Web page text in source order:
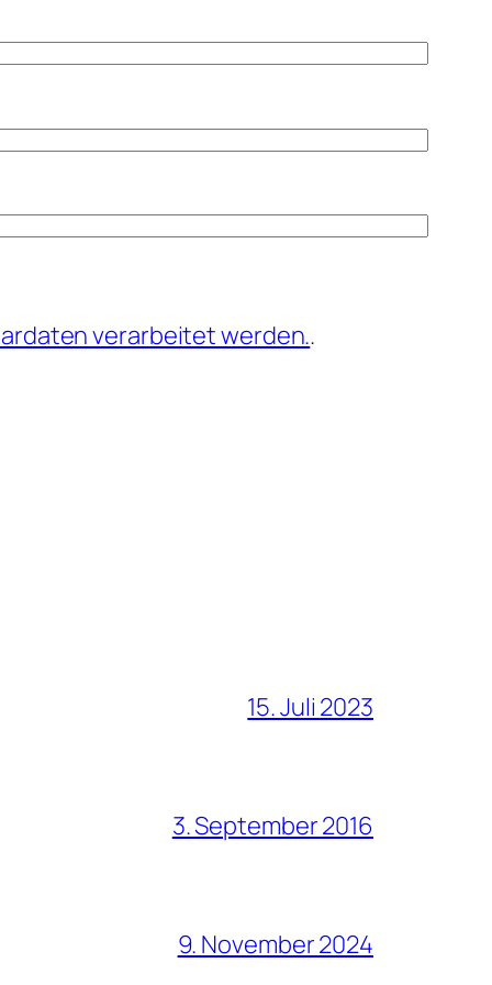
verarbeitet werden..
15. Juli 2023
3. September 2016
9. November 2024